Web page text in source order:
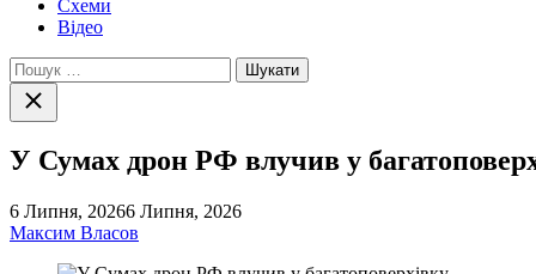
Схеми
Відео
Пошук:
Закрити
пошук
У Сумах дрон РФ влучив у
6 Липня, 20266 Липня, 2026
Максим Власов